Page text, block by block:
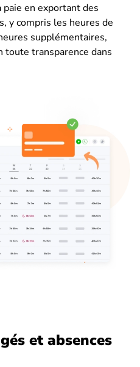
en exportant des
y compris les heures de
supplémentaires,
transparence dans
et absences